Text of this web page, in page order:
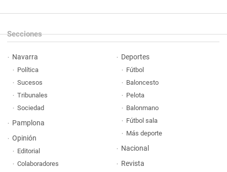
Secciones
Navarra
Política
Sucesos
Tribunales
Sociedad
Pamplona
Opinión
Editorial
Colaboradores
Deportes
Fútbol
Baloncesto
Pelota
Balonmano
Fútbol sala
Más deporte
Nacional
Revista